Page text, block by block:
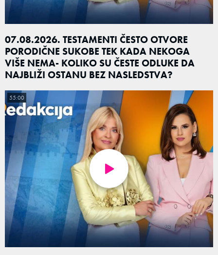
07.08.2026. TESTAMENTI ČESTO OTVORE
PORODIČNE SUKOBE TEK KADA NEKOGA
VIŠE NEMA- KOLIKO SU ČESTE ODLUKE DA
NAJBLIŽI OSTANU BEZ NASLEDSTVA?
55:00